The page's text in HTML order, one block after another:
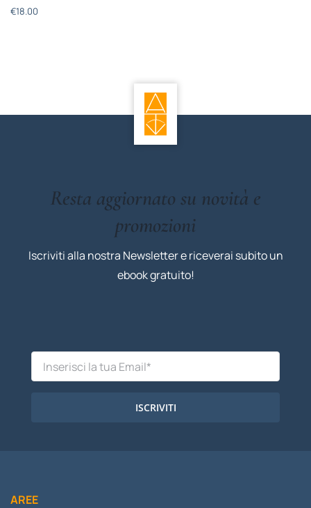
€18.00
Resta aggiornato su novità e
promozioni
Iscriviti alla nostra Newsletter e riceverai subito un
ebook gratuito!
ISCRIVITI
AREE